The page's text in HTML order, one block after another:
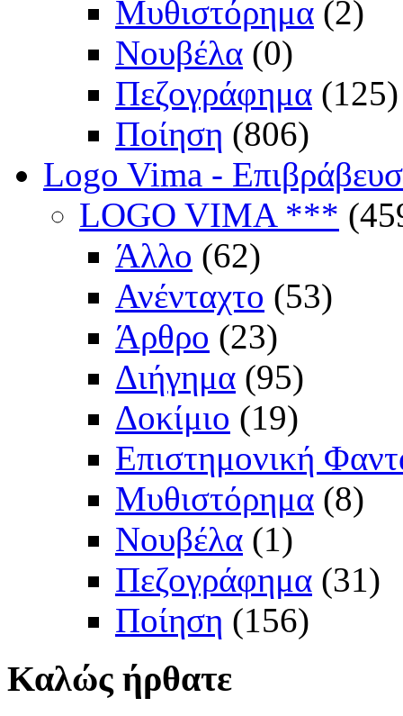
Μυθιστόρημα (2)
Νουβέλα (0)
Πεζογράφημα (125)
Ποίηση (806)
Logo Vima -
LOGO VIMA ***
Άλλο (62)
Ανένταχτο (53)
Άρθρο (23)
Διήγημα (95)
Δοκίμιο (19)
Επιστημονική
Μυθιστόρημα (8)
Νουβέλα (1)
Πεζογράφημα (31)
Ποίηση (156)
Καλώς ήρθατε